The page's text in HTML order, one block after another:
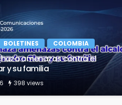
BOLETINES COLOMBIA
amenazas contra el
y su familia
398 views